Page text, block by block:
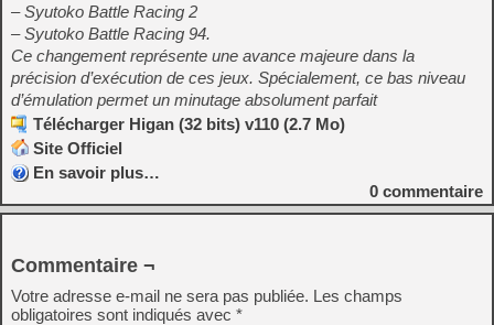
– Syutoko Battle Racing 2
– Syutoko Battle Racing 94.
Ce changement représente une avance majeure dans la
précision d’exécution de ces jeux. Spécialement, ce bas niveau
d’émulation permet un minutage absolument parfait
Télécharger Higan (32 bits) v110 (2.7 Mo)
Site Officiel
En savoir plus…
0 commentaire
Commentaire ¬
Votre adresse e-mail ne sera pas publiée. Les champs
obligatoires sont indiqués avec *